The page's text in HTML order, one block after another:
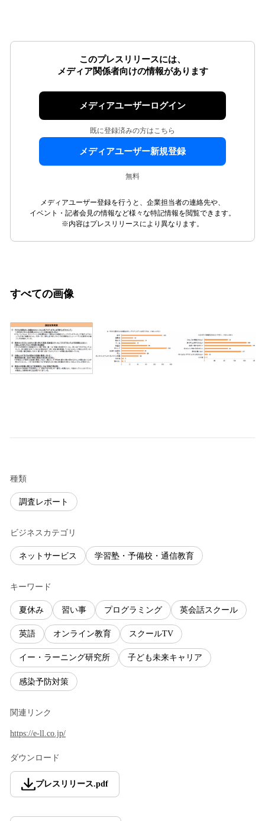
このプレスリリースには、
メディア関係者向けの情報があります
メディアユーザーログイン
既に登録済みの方はこちら
メディアユーザー新規登録
無料
メディアユーザー登録を行うと、企業担当者の連絡先や、
イベント・記者会見の情報など様々な特記情報を閲覧できます。
※内容はプレスリリースにより異なります。
すべての画像
種類
調査レポート
ビジネスカテゴリ
ネットサービス 学習塾・予備校・通信教育
キーワード
夏休み 習い事 プログラミング 英会話スクール
英語 オンライン教育 スクールTV
イー・ラーニング研究所 子ども未来キャリア
感染予防対策
関連リンク
https://e-ll.co.jp/
ダウンロード
プレスリリース.pdf